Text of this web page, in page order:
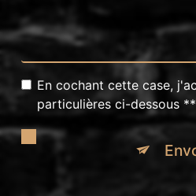
En cochant cette case,
particulières ci-dessous **